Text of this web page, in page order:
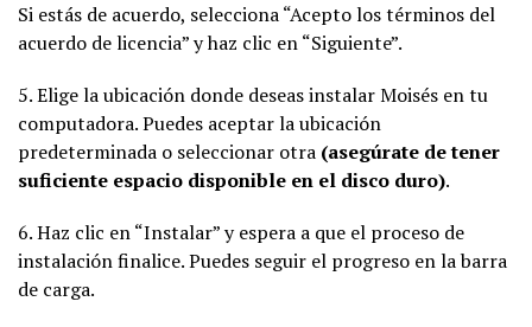
Si estás de acuerdo, selecciona “Acepto los términos del
acuerdo de licencia” y haz clic en “Siguiente”.
5. Elige la ubicación donde deseas instalar Moisés en tu
computadora. Puedes aceptar la ubicación
predeterminada o seleccionar otra (asegúrate de tener
suficiente espacio disponible en el disco duro).
6. Haz clic en “Instalar” y espera a que el proceso de
instalación finalice. Puedes seguir el progreso en la barra
de carga.